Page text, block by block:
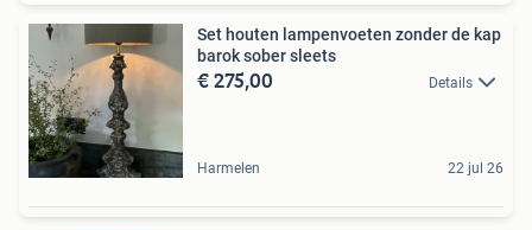
Set houten lampenvoeten zonder de kap
barok sober sleets
€ 275,00 Details
Harmelen 22 jul 26